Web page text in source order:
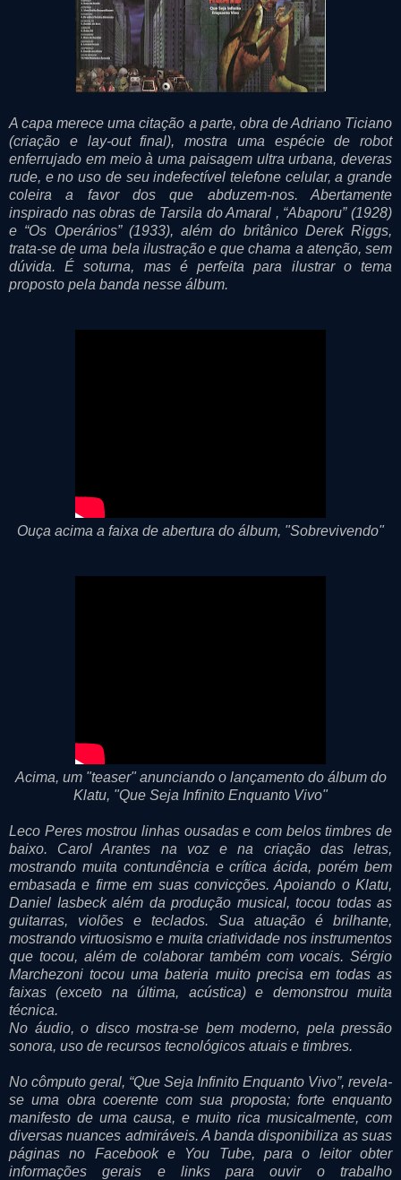
A capa merece uma citação a parte, obra de Adriano Ticiano
(criação e lay-out final), mostra uma espécie de robot
enferrujado em meio à uma paisagem ultra urbana, deveras
rude, e no uso de seu indefectível telefone celular, a grande
coleira a favor dos que abduzem-nos. Abertamente
inspirado nas obras de Tarsila do Amaral , “Abaporu” (1928)
e “Os Operários” (1933), além do britânico Derek Riggs,
trata-se de uma bela ilustração e que chama a atenção, sem
dúvida. É soturna, mas é perfeita para ilustrar o tema
proposto pela banda nesse álbum.
Ouça acima a faixa de abertura do álbum, "Sobrevivendo"
Acima, um "teaser" anunciando o lançamento do álbum do
Klatu, "Que Seja Infinito Enquanto Vivo"
Leco Peres mostrou linhas ousadas e com belos timbres de
baixo. Carol Arantes na voz e na criação das letras,
mostrando muita contundência e crítica ácida, porém bem
embasada e firme em suas convicções. Apoiando o Klatu,
Daniel Iasbeck além da produção musical, tocou todas as
guitarras, violões e teclados. Sua atuação é brilhante,
mostrando virtuosismo e muita criatividade nos instrumentos
que tocou, além de colaborar também com vocais. Sérgio
Marchezoni tocou uma bateria muito precisa em todas as
faixas (exceto na última, acústica) e demonstrou muita
técnica.
No áudio, o disco mostra-se bem moderno, pela pressão
sonora, uso de recursos tecnológicos atuais e timbres.
No cômputo geral, “Que Seja Infinito Enquanto Vivo”, revela-
se uma obra coerente com sua proposta; forte enquanto
manifesto de uma causa, e muito rica musicalmente, com
diversas nuances admiráveis. A banda disponibiliza as suas
páginas no Facebook e You Tube, para o leitor obter
informações gerais e links para ouvir o trabalho